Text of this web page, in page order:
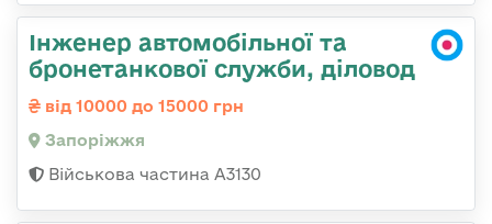
Інженер автомобільної та
бронетанкової служби, діловод
від 10000 до 15000 грн
Запоріжжя
Військова частина А3130